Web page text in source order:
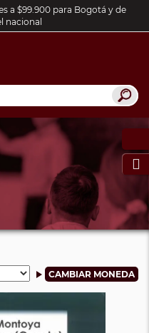
a $99.900 para Bogotá y de
nacional
